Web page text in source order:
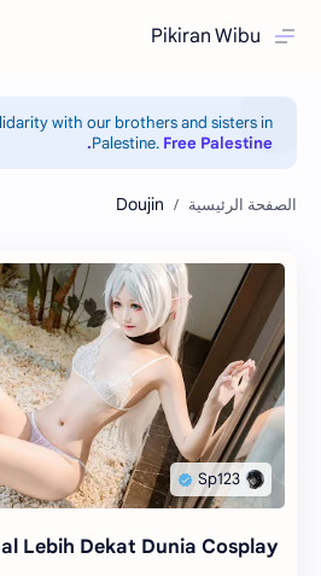
Pikiran Wibu
with our brothers and sisters in
Palestine. Free Palestine.
Doujin
Lebih Dekat Dunia Cosplay